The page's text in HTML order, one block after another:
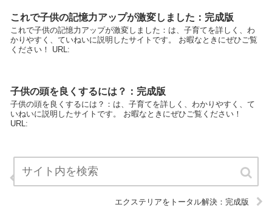
これで子供の記憶力アップが激変しました：完成版
これで子供の記憶力アップが激変しました：は、子育てを詳しく、わ
かりやすく、ていねいに説明したサイトです。 お暇なときにぜひご覧
ください！ URL:
子供の頭を良くするには？：完成版
子供の頭を良くするには？：は、子育てを詳しく、わかりやすく、て
いねいに説明したサイトです。 お暇なときにぜひご覧ください！
URL:
エステスクール.com：完成版
エクステリアをトータル解決：完成版